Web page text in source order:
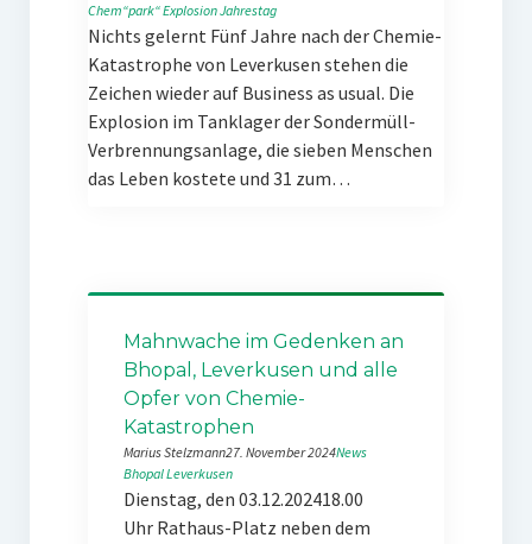
Chem“park“ExplosionJahrestag
Nichts gelernt Fünf Jahre nach der Chemie-
Katastrophe von Leverkusen stehen die
Zeichen wieder auf Business as usual. Die
Explosion im Tanklager der Sondermüll-
Verbrennungsanlage, die sieben Menschen
das Leben kostete und 31 zum…
Mahnwache im Gedenken an
Bhopal, Leverkusen und alle
Opfer von Chemie-
Katastrophen
Marius Stelzmann27. November 2024News
BhopalLeverkusen
Dienstag, den 03.12.202418.00
Uhr Rathaus-Platz neben dem